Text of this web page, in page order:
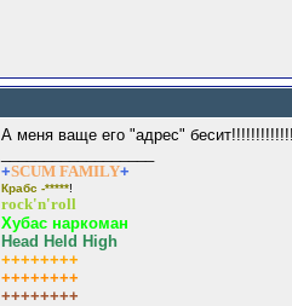
А меня ваще его "адрес"
+SCUM FAMILY+
Крабс -*****!
rock'n'roll
Хубас наркоман
Head Held High
++++++++
++++++++
++++++++